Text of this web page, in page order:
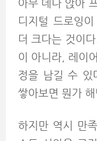
아무 데나 앉아
디지털 드로잉
더 크다는 것이
이 아니라, 레이
정을 남길 수 있
쌓아보면 뭔가
하지만 역시 만